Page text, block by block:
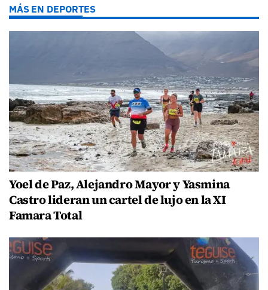
MÁS EN DEPORTES
Yoel de Paz, Alejandro Mayor y Yasmina
Castro lideran un cartel de lujo en la XI
Famara Total